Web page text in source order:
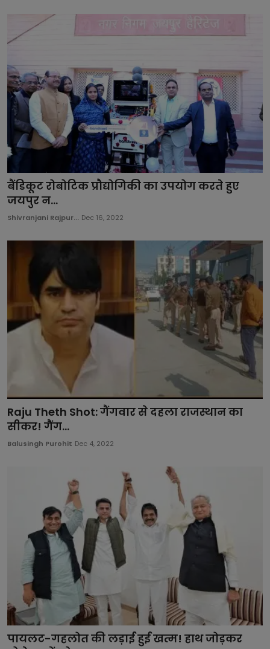
बैंडिकूट रोबोटिक प्रौद्योगिकी का उपयोग करते हुए
जयपुर न...
Shivranjani Rajpur... Dec 16, 2022
Raju Theth Shot: गैंगवार से दहला राजस्थान का
सीकर! गैंग...
Balusingh Purohit Dec 4, 2022
पायलट-गहलोत की लड़ाई हुई खत्म! हाथ जोड़कर